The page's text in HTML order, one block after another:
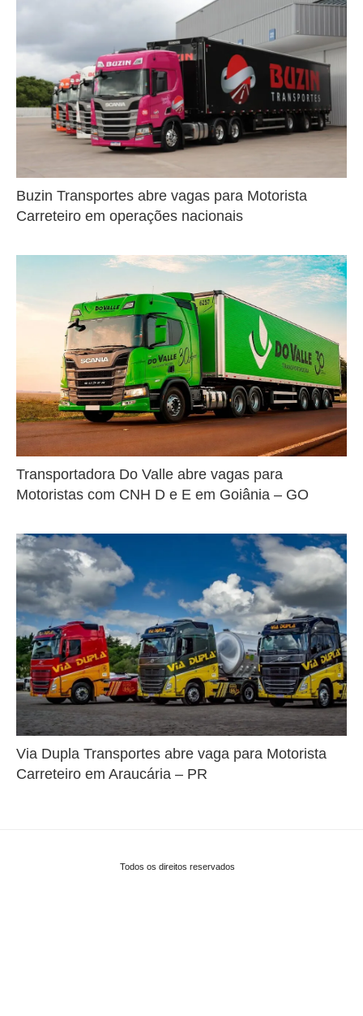
Buzin Transportes abre vagas para Motorista
Carreteiro em operações nacionais
Transportadora Do Valle abre vagas para
Motoristas com CNH D e E em Goiânia – GO
Via Dupla Transportes abre vaga para Motorista
Carreteiro em Araucária – PR
Todos os direitos reservados